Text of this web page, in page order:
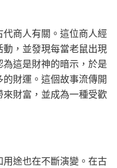
商人有關。這位商人經
，並發現每當老鼠出現
這是財神的暗示，於是
財運。這個故事流傳開
財富，並成為一種受歡
途也在不斷演變。在古